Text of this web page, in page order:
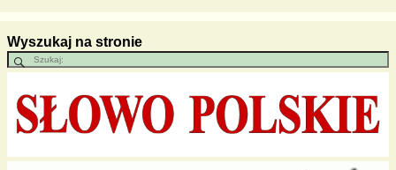
Wyszukaj na stronie